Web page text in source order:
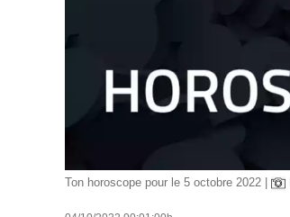
Ton horoscope pour le 5 octobre 2022 |